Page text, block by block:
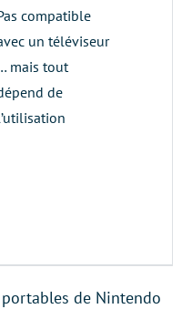
compatible
un téléviseur
mais tout
de
de Nintendo